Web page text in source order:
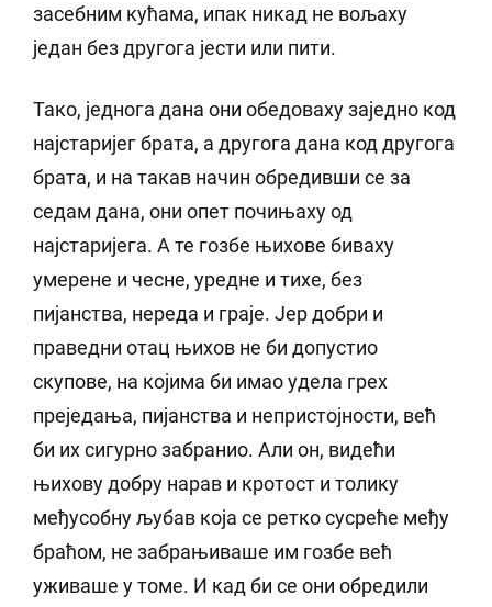
засебним кућама, ипак никад не вољаху
један без другога јести или пити.
Тако, једнога дана они обедоваху заједно код
најстаријег брата, а другога дана код другога
брата, и на такав начин обредивши се за
седам дана, они опет почињаху од
најстаријега. А те гозбе њихове биваху
умерене и чесне, уредне и тихе, без
пијанства, нереда и граје. Јер добри и
праведни отац њихов не би допустио
скупове, на којима би имао удела грех
преједања, пијанства и непристојности, већ
би их сигурно забранио. Али он, видећи
њихову добру нарав и кротост и толику
међусобну љубав која се ретко сусреће међу
браћом, не забрањиваше им гозбе већ
уживаше у томе. И кад би се они обредили